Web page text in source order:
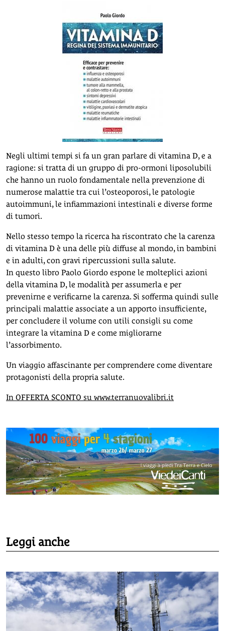
Negli ultimi tempi si fa un gran parlare di vitamina D, e a
ragione: si tratta di un gruppo di pro-ormoni liposolubili
che hanno un ruolo fondamentale nella prevenzione di
numerose malattie tra cui l’osteoporosi, le patologie
autoimmuni, le infiammazioni intestinali e diverse forme
di tumori.
Nello stesso tempo la ricerca ha riscontrato che la carenza
di vitamina D è una delle più diffuse al mondo, in bambini
e in adulti, con gravi ripercussioni sulla salute.
In questo libro Paolo Giordo espone le molteplici azioni
della vitamina D, le modalità per assumerla e per
prevenirne e verificarne la carenza. Si sofferma quindi sulle
principali malattie associate a un apporto insufficiente,
per concludere il volume con utili consigli su come
integrare la vitamina D e come migliorarne
l’assorbimento.
Un viaggio affascinante per comprendere come diventare
protagonisti della propria salute.
In OFFERTA SCONTO su www.terranuovalibri.it
Leggi anche